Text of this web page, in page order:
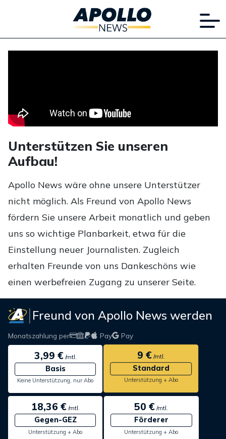
Unterstützen Sie unseren
Aufbau!
Apollo News wäre ohne unsere Unterstützer
nicht möglich. Als Freund von Apollo News
fördern Sie unsere Arbeit monatlich und geben
uns so wichtige Planbarkeit, etwa für die
Einstellung neuer Journalisten. Zugleich
erhalten Freunde von uns Dankeschöns wie
einen werbefreien Zugang zu unserer Seite.
Freund von Apollo News werden
Monatszahlung per Pay Pay
3,99 €/mtl.
Basis
Keine Unterstützung, nur Abo
9 €/mtl.
Standard
Unterstützung + Abo
18,36 €/mtl.
Gegen-GEZ
Unterstützung + Abo
50 € /mtl.
Förderer
Unterstützung + Abo